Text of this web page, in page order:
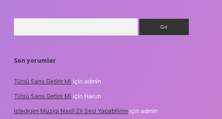
Son yorumlar
Tütsü Şans Getirir Mi için admin
Tütsü Şans Getirir Mi için Harun
Istedigim Muzigi Nasil Zil Sesi Yapabilirim için admin